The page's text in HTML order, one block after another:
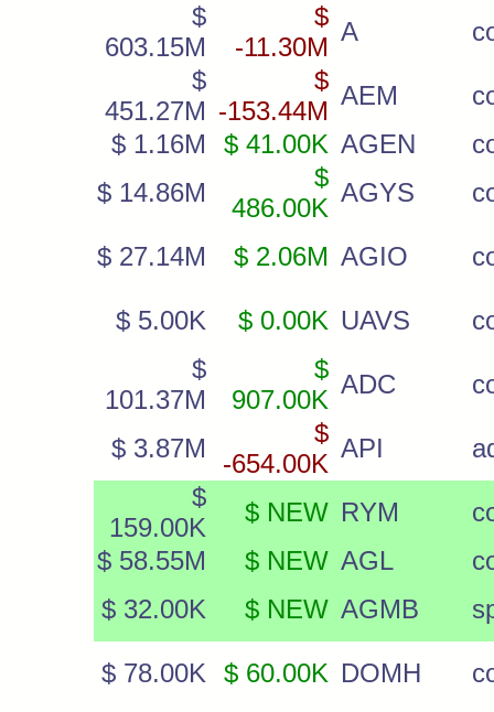
$
603.15M
$
-11.30M
A
$
451.27M
$
-153.44M
AEM
$ 1.16M
$ 41.00K AGEN
$ 14.86M
$
486.00K
AGYS
$ 27.14M $ 2.06M AGIO
$ 5.00K $ 0.00K UAVS
$
101.37M
$
907.00K
ADC
$ 3.87M
$
-654.00K
API
$
159.00K
$ NEW RYM
$ 58.55M
$ NEW AGL
$ 32.00K
$ NEW AGMB
$ 78.00K $ 60.00K DOMH